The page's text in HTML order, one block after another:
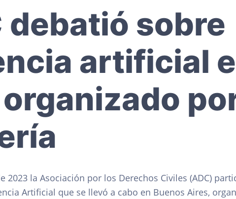
debatió sobre
artificial
2023 la Asociación por los Derechos Civiles (ADC)
Artificial que se llevó a cabo en Buenos Aires,